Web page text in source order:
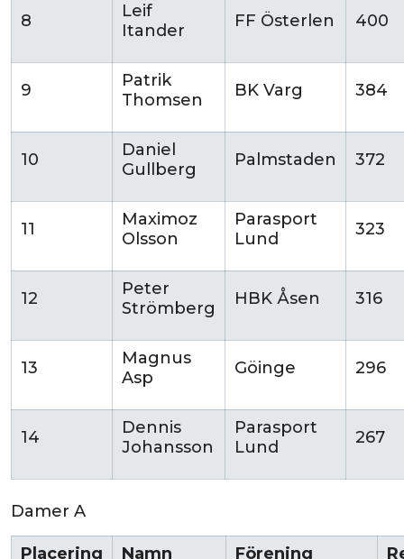
8
Leif
Itander
FF Österlen 400
9
Patrik
Thomsen
BK Varg 384
10
Daniel
Gullberg
Palmstaden 372
11
Maximoz
Olsson
Parasport
Lund
323
12
Peter
Strömberg
HBK Åsen 316
13
Magnus
Asp
Göinge 296
14
Dennis
Johansson
Parasport
Lund
267
Damer A
Placering Namn Förening